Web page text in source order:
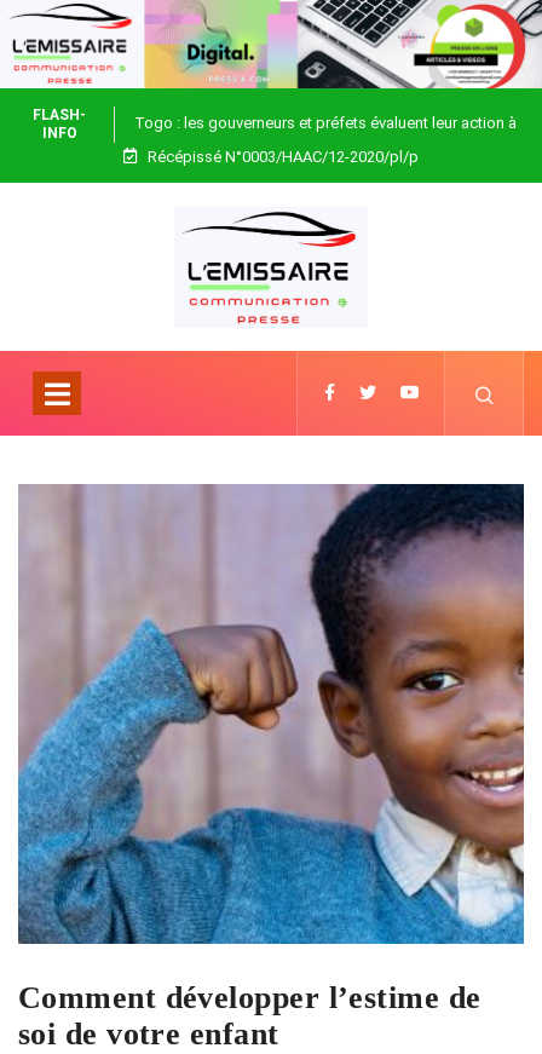
FLASH-
INFO
Togo : les gouverneurs et préfets évaluent leur action à
Blitta
Récépissé N°0003/HAAC/12-2020/pl/p
Comment développer l’estime de
soi de votre enfant